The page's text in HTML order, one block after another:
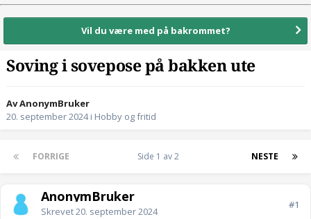
Vil du være med på bakrommet?
Soving i sovepose på bakken ute
Av AnonymBruker
20. september 2024i Hobby og fritid
FORRIGE NESTE
Side 1 av 2
AnonymBruker
Skrevet20. september 2024
#1